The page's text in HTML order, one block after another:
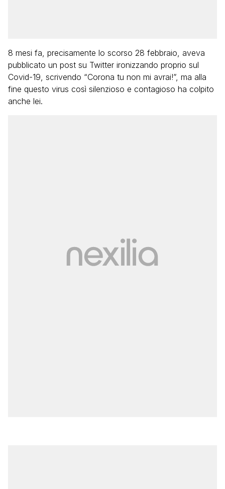
8 mesi fa, precisamente lo scorso 28 febbraio, aveva
pubblicato un post su Twitter ironizzando proprio sul
Covid-19, scrivendo “Corona tu non mi avrai!”, ma alla
fine questo virus così silenzioso e contagioso ha colpito
anche lei.